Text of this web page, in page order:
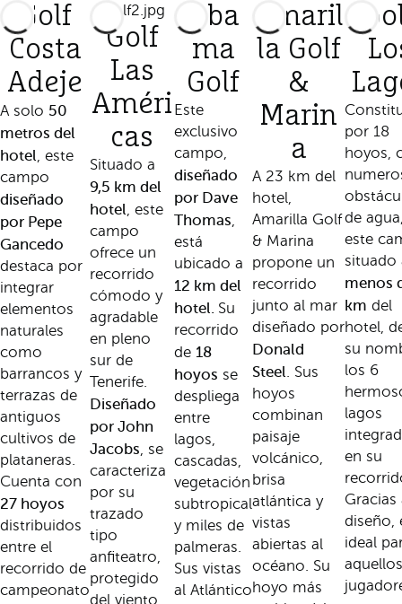
Golf
Costa
Adeje
A solo 50
metros del
hotel, este
campo
diseñado
por Pepe
Gancedo
destaca por
integrar
elementos
naturales
como
barrancos y
terrazas de
antiguos
cultivos de
plataneras.
Cuenta con
27 hoyos
distribuidos
entre el
recorrido de
campeonato
Golf
Las
Améri
cas
Situado a
9,5 km del
hotel, este
campo
ofrece un
recorrido
cómodo y
agradable
en pleno
sur de
Tenerife.
Diseñado
por John
Jacobs, se
caracteriza
por su
trazado
tipo
anfiteatro,
protegido
del viento
Aba
ma
Golf
Este
exclusivo
campo,
diseñado
por Dave
Thomas,
está
ubicado a
12 km del
hotel. Su
recorrido
de 18
hoyos se
despliega
entre
lagos,
cascadas,
vegetación
subtropical
y miles de
palmeras.
Sus vistas
al Atlántico
Amaril
la Golf
&
Marin
a
A 23 km del
hotel,
Amarilla Golf
& Marina
propone un
recorrido
junto al mar
diseñado por
Donald
Steel. Sus
hoyos
combinan
paisaje
volcánico,
brisa
atlántica y
vistas
abiertas al
océano. Su
hoyo más
por 18
hoyos,
de
este
situado
menos
km del
hotel,
su
los 6
lagos
en su
Gracias
diseño,
ideal
aquellos